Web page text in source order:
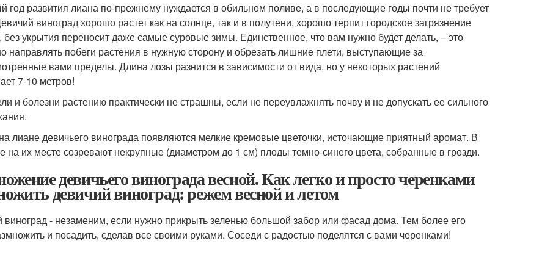
год развития лиана по-прежнему нуждается в обильном поливе, а в последующие годы почти не требует
виноград хорошо растет как на солнце, так и в полутени, хорошо терпит городское загрязнение
без укрытия переносит даже самые суровые зимы. Единственное, что вам нужно будет делать, – это
направлять побеги растения в нужную сторону и обрезать лишние плети, выступающие за
вами пределы. Длина лозы разнится в зависимости от вида, но у некоторых растений
7-10 метров!
и болезни растению практически не страшны, если не переувлажнять почву и не допускать ее сильного
лиане девичьего винограда появляются мелкие кремовые цветочки, источающие приятный аромат. В
на их месте созревают некрупные (диаметром до 1 см) плоды темно-синего цвета, собранные в грозди.
девичьего винограда весной. Как легко и просто черенками
девичий виноград: режем весной и летом
виноград - незаменим, если нужно прикрыть зеленью большой забор или фасад дома. Тем более его
и посадить, сделав все своими руками. Соседи с радостью поделятся с вами черенками!